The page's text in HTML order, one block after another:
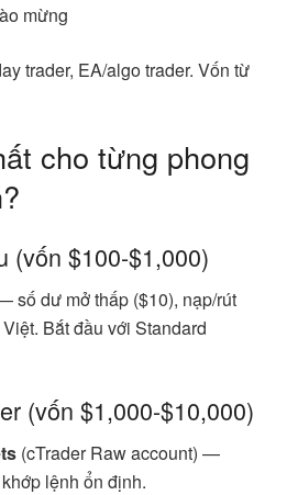
mừng
trader, EA/algo trader. Vốn từ
cho từng phong
(vốn $100-$1,000)
số dư mở thấp ($10), nạp/rút
Bắt đầu với Standard
(vốn $1,000-$10,000)
(cTrader Raw account) —
lệnh ổn định.